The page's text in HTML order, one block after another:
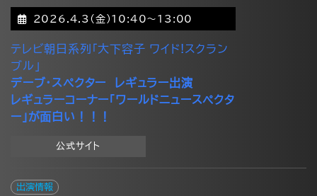
2026.4.3(金)10:40～13:00
テレビ朝日系列「大下容子 ワイド!スクラン
ブル」
デーブ・スペクター レギュラー出演
レギュラーコーナー「ワールドニュースペクタ
ー」が面白い！！！
公式サイト
出演情報